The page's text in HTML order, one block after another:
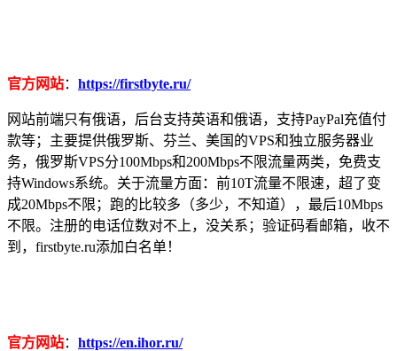
官方网站： https://firstbyte.ru/
网站前端只有俄语，后台支持英语和俄语，支持PayPal充值付
款等；主要提供俄罗斯、芬兰、美国的VPS和独立服务器业
务，俄罗斯VPS分100Mbps和200Mbps不限流量两类，免费支
持Windows系统。关于流量方面：前10T流量不限速，超了变
成20Mbps不限；跑的比较多（多少，不知道），最后10Mbps
不限。注册的电话位数对不上，没关系；验证码看邮箱，收不
到，firstbyte.ru添加白名单！
官方网站： https://en.ihor.ru/